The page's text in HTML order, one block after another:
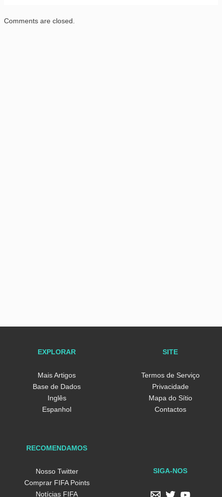
Comments are closed.
EXPLORAR
Mais Artigos
Base de Dados
Inglês
Espanhol
SITE
Termos de Serviço
Privacidade
Mapa do Sítio
Contactos
RECOMENDAMOS
Nosso Twitter
Comprar FIFA Points
Notícias FIFA
SIGA-NOS